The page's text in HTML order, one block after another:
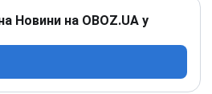
Новини на OBOZ.UA у